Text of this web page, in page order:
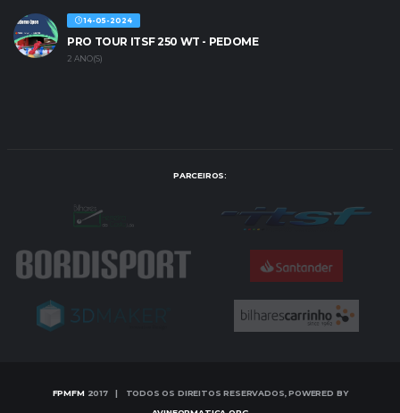
14-05-2024
PRO TOUR ITSF 250 WT - PEDOME
2 ANO(S)
PARCEIROS:
FPMFM2017 | TODOS OS DIREITOS RESERVADOS, POWERED BY